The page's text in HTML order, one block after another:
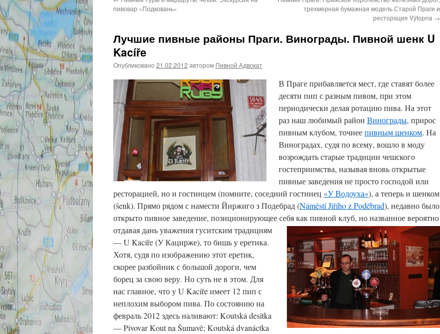
пивовар «Подковань»
трехмерная бумажная модель Старой Праги и
ресторация Výtopna →
Лучшие пивные районы Праги. Винограды. Пивной шенк U
Kacíře
Опубликовано 21.02.2012 автором Пивной Адвокат
В Праге прибавляется мест, где ставят более
десяти пип с разным пивом, при этом
периодически делая ротацию пива. На этот
раз наш любимый район Винограды, прирос
пивным клубом, точнеепивным шенком. На
Виноградах, судя по всему, вошло в моду
возрождать старые традиции чешского
гостеприимства, называя вновь открытые
пивные заведения не просто господой или
ресторацией, но и гостинцем (помните, соседний гостинец «У Водоуха»), а теперь и шенком
(šenk). Прямо рядом с намести Йиржиго з Подебрад (Náměstí Jiřího z Poděbrad), недавно было
открыто пивное заведение, позиционирующее себя как пивной клуб, но названное вероятно
отдавая даньуважения гуситским традициям
— U Kacíře (У Кацирже), то бишь у еретика.
Хотя, судя по изображению этот еретик,
скорее разбойник с большой дороги, чем
борец за свою веру. Но суть не в этом. Для
нас главное, что у U Kacíře имеет 12 пип с
неплохим выбором пива. По состоянию на
февраль 2012 здесь наливают: Koutská desítka
— Pivovar Kout na Šumavě; Koutská dvanáctka